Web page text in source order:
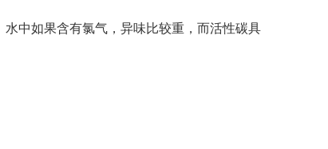
水中如果含有氯气，异味比较重，而活性碳具